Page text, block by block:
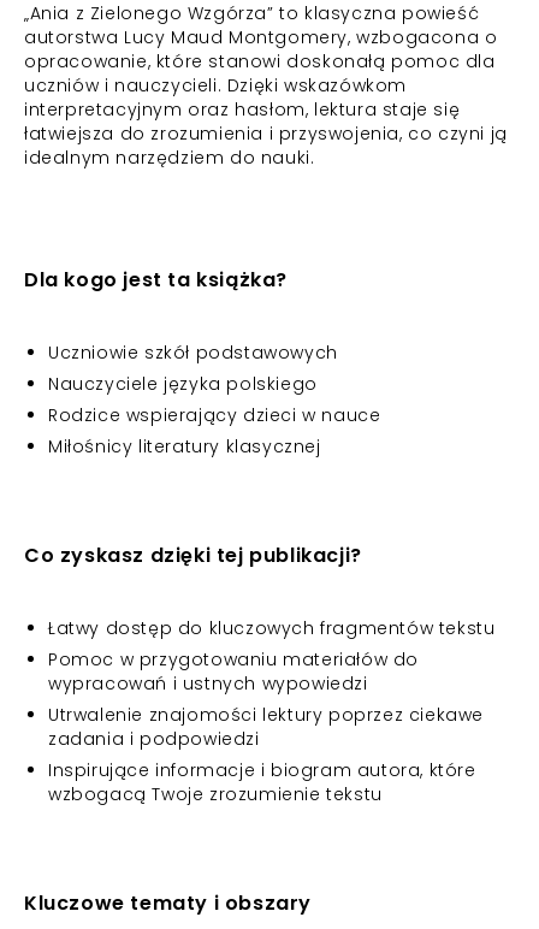
„Ania z Zielonego Wzgórza” to klasyczna powieść
autorstwa Lucy Maud Montgomery, wzbogacona o
opracowanie, które stanowi doskonałą pomoc dla
uczniów i nauczycieli. Dzięki wskazówkom
interpretacyjnym oraz hasłom, lektura staje się
łatwiejsza do zrozumienia i przyswojenia, co czyni ją
idealnym narzędziem do nauki.
Dla kogo jest ta książka?
Uczniowie szkół podstawowych
Nauczyciele języka polskiego
Rodzice wspierający dzieci w nauce
Miłośnicy literatury klasycznej
Co zyskasz dzięki tej publikacji?
Łatwy dostęp do kluczowych fragmentów tekstu
Pomoc w przygotowaniu materiałów do
wypracowań i ustnych wypowiedzi
Utrwalenie znajomości lektury poprzez ciekawe
zadania i podpowiedzi
Inspirujące informacje i biogram autora, które
wzbogacą Twoje zrozumienie tekstu
Kluczowe tematy i obszary